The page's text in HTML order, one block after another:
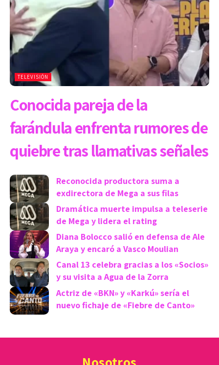
TELEVISIÓN
Conocida pareja de la
farándula enfrenta rumores de
quiebre tras llamativas señales
Reconocida productora suma a
exdirectora de Mega a sus filas
Dramática muerte impulsa a teleserie
de Mega y lidera el rating
Diana Bolocco salió en defensa de Ale
Araya y encaró a Vasco Moulian
Canal 13 celebra gracias a los «Socios»
y su visita a Agua de la Zorra
Actriz de «BKN» y «Karkú» sería el
nuevo fichaje de «Fiebre de Canto»